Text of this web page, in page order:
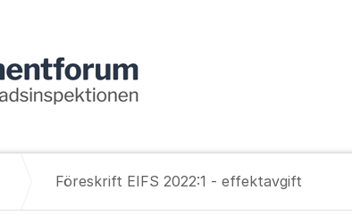
Föreskrift EIFS 2022:1 - effektavgift